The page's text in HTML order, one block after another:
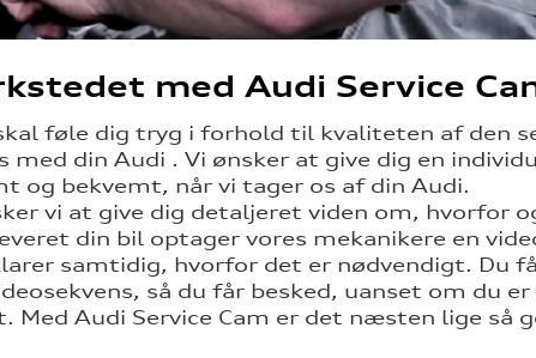
med Audi Service
føle dig tryg i forhold til kvaliteten af den
med din Audi . Vi ønsker at give dig en
og bekvemt, når vi tager os af din Audi.
vi at give dig detaljeret viden om, hvorfor
din bil optager vores mekanikere en
samtidig, hvorfor det er nødvendigt. Du
så du får besked, uanset om du
Med Audi Service Cam er det næsten lige så